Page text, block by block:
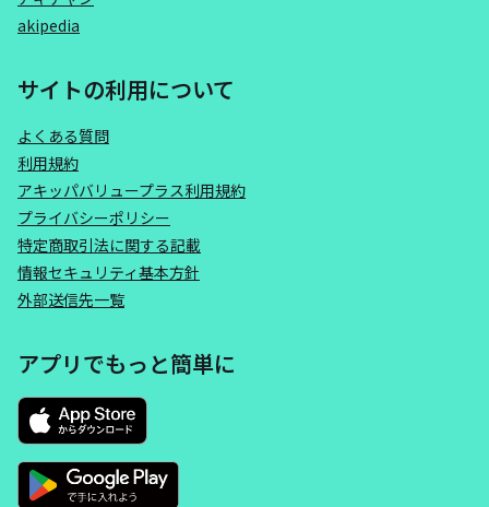
akipedia
サイトの利用について
よくある質問
利用規約
アキッパバリュープラス利用規約
プライバシーポリシー
特定商取引法に関する記載
情報セキュリティ基本方針
外部送信先一覧
アプリでもっと簡単に